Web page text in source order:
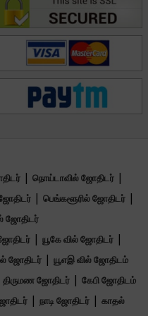
light on this mystical
of the cosmos and
and fulfilling life.
பகுதி
Healing,Angel
| நொய்டாவில் ஜோதிடர் |
| பெங்களூரில் ஜோதிடர் |
ஜோதிடர்
| யூகே வில் ஜோதிடர்|
ஜோதிடர் | யூஎஇ வில் ஜோதிடம்
திருமண ஜோதிடர்| கேபி ஜோதிடம்
| நாடி ஜோதிடர்| காதல்